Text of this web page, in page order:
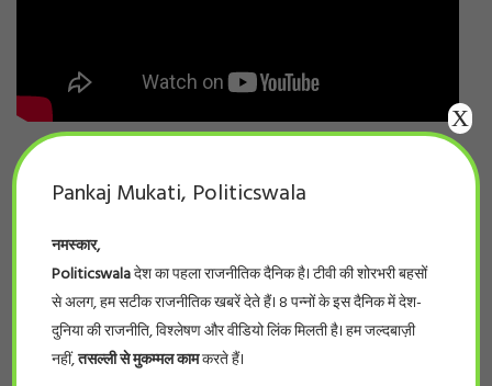
Pankaj Mukati, Politicswala
नमस्कार,
Politicswalaदेश का पहला राजनीतिक दैनिक है। टीवी की शोरभरी बहसों
से अलग, हम सटीक राजनीतिक खबरें देते हैं। 8 पन्नों के इस दैनिक में देश-
दुनिया की राजनीति, विश्लेषण और वीडियो लिंक मिलती है। हम जल्दबाज़ी
नहीं,तसल्ली से मुकम्मल कामकरते हैं।
X